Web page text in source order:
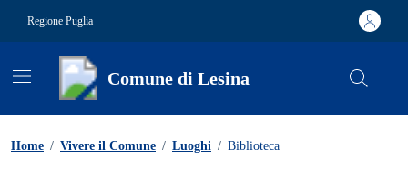
Regione Puglia
Comune di Lesina
Home / Vivere il Comune / Luoghi / Biblioteca